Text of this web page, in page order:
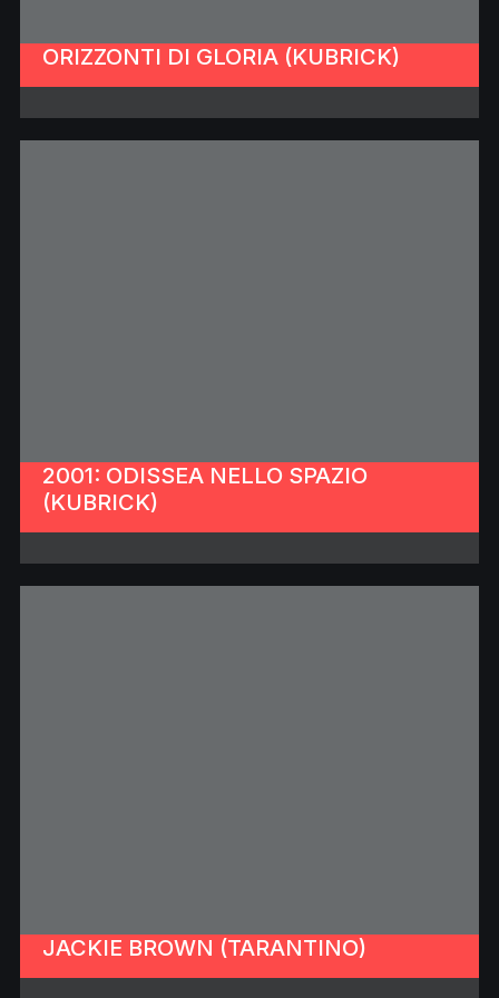
ORIZZONTI DI GLORIA (KUBRICK)
2001: ODISSEA NELLO SPAZIO
(KUBRICK)
JACKIE BROWN (TARANTINO)